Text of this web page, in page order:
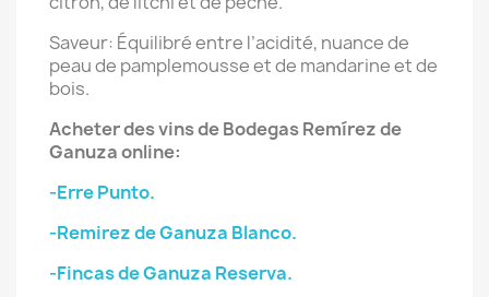
Saveur: Équilibré entre l’acidité, nuance de
peau de pamplemousse et de mandarine et de
bois.
Acheter des vins de Bodegas Remírez de
Ganuza online:
-Erre Punto.
-Remirez de Ganuza Blanco.
-Fincas de Ganuza Reserva.